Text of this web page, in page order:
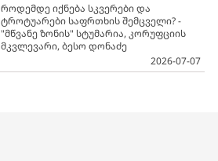
როდემდე იქნება სკვერები და
ტროტუარები საფრთხის შემცველი? -
"მწვანე ზონის" სტუმარია, კორუფციის
მკვლევარი, ბესო დონაძე
2026-07-07